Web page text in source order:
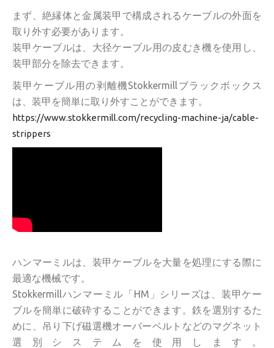
まず、絶縁体と金属装甲で構成されるケーブルの外面を
取り外す必要があります。
装甲ケーブルは、大径ケーブル用の皮むき機を使用し、
装甲部分を除去できます。
装甲ケーブル用の剥離機Stokkermillブラックボックス
は、装甲を簡単に取り外すことができます。
https://www.stokkermill.com/recycling-machine-ja/cable-
strippers
ハンマーミルは、装甲ケーブルを大量を処理にする際に
最適な機械です。
Stokkermillハンマーミル「HM」シリーズは、装甲ケー
ブルを簡単に破砕することができます。鉄を選別するた
めに、吊り下げ磁選機オーバーベルトなどのマグネット
選別システムを使用します。